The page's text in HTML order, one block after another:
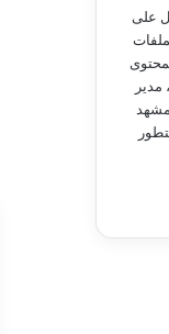
على
مدير